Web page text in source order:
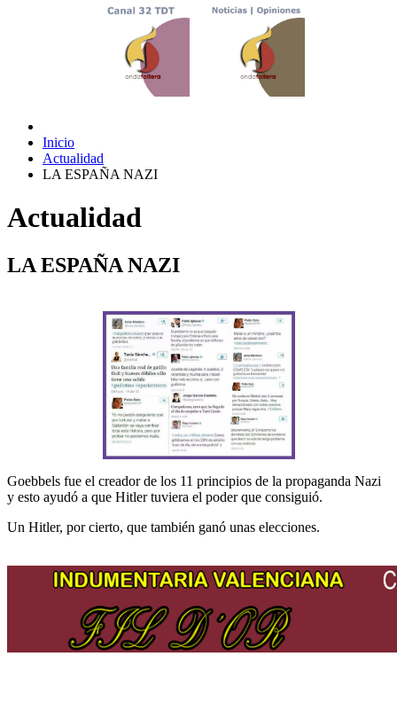
Inicio
Actualidad
LA ESPAÑA NAZI
Actualidad
LA ESPAÑA NAZI
Goebbels fue el creador de los 11 principios de la propaganda Nazi
y esto ayudó a que Hitler tuviera el poder que consiguió.
Un Hitler, por cierto, que también ganó unas elecciones.